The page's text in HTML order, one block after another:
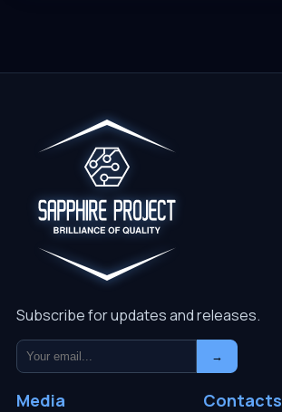
Subscribe for updates and releases.
→
Media Contacts